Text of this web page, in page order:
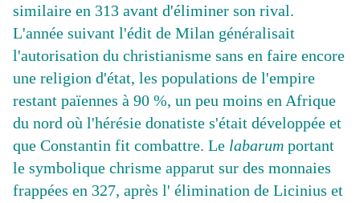
similaire en 313 avant d'éliminer son rival.
L'année suivant l'édit de Milan généralisait
l'autorisation du christianisme sans en faire encore
une religion d'état, les populations de l'empire
restant païennes à 90 %, un peu moins en Afrique
du nord où l'hérésie donatiste s'était développée et
que Constantin fit combattre. Le labarum portant
le symbolique chrisme apparut sur des monnaies
frappées en 327, après l' élimination de Licinius et